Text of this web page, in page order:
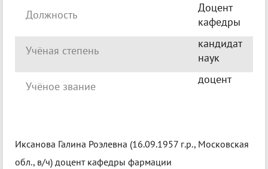
Должность
Доцент
кафедры
Учёная степень
кандидат
наук
Учёное звание
доцент
Иксанова Галина Роэлевна (16.09.1957 г.р., Московская
обл., в/ч) доцент кафедры фармации